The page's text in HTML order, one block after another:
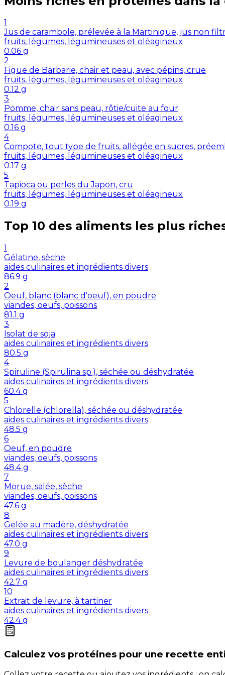
1
Jus de carambole, prélevée à la Martinique, jus non
fruits, légumes, légumineuses et oléagineux
0.06 g
2
Figue de Barbarie, chair et peau, avec pépins, crue
fruits, légumes, légumineuses et oléagineux
0.12 g
3
Pomme, chair sans peau, rôtie/cuite au four
fruits, légumes, légumineuses et oléagineux
0.16 g
4
Compote, tout type de fruits, allégée en sucres,
fruits, légumes, légumineuses et oléagineux
0.17 g
5
Tapioca ou perles du Japon, cru
fruits, légumes, légumineuses et oléagineux
0.19 g
Top 10 des aliments les plus
1
Gélatine, sèche
aides culinaires et ingrédients divers
86.9 g
2
Oeuf, blanc (blanc d'oeuf), en poudre
viandes, oeufs, poissons
81.1 g
3
Isolat de soja
aides culinaires et ingrédients divers
80.5 g
4
Spiruline (Spirulina sp.), séchée ou déshydratée
aides culinaires et ingrédients divers
60.4 g
5
Chlorelle (chlorella), séchée ou déshydratée
aides culinaires et ingrédients divers
48.5 g
6
Oeuf, en poudre
viandes, oeufs, poissons
48.4 g
7
Morue, salée, sèche
viandes, oeufs, poissons
47.6 g
8
Gelée au madère, déshydratée
aides culinaires et ingrédients divers
47.0 g
9
Levure de boulanger déshydratée
aides culinaires et ingrédients divers
42.7 g
10
Extrait de levure, à tartiner
aides culinaires et ingrédients divers
42.4 g
Calculez vos protéines pour une recette